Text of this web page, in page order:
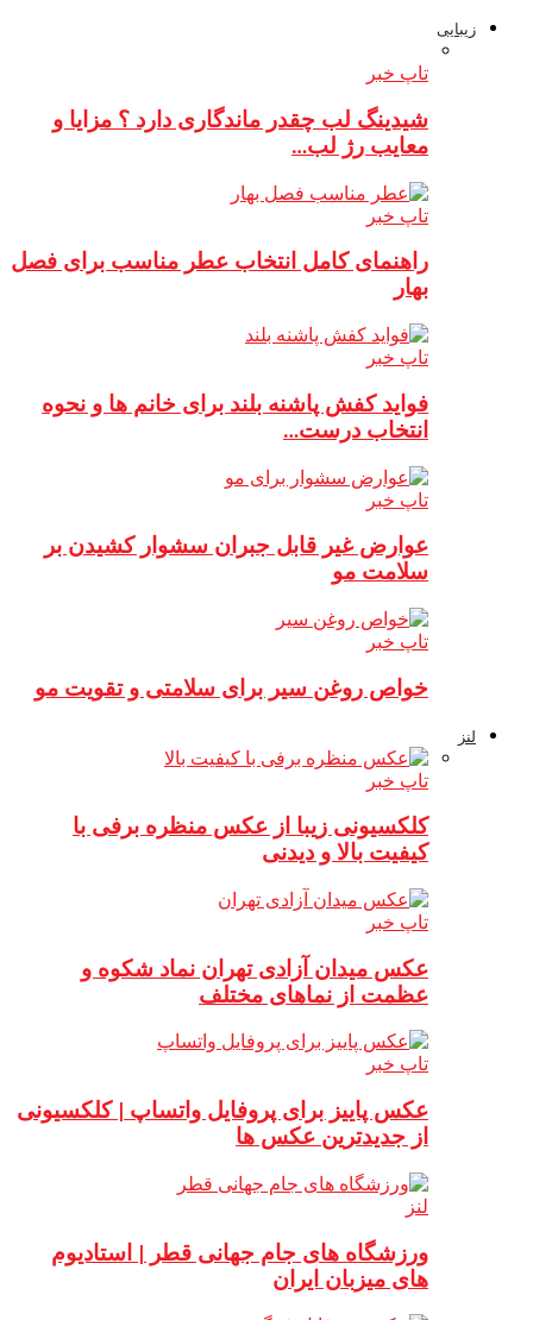
زیبایی
تاپ خبر
شیدینگ لب چقدر ماندگاری دارد ؟ مزایا و
معایب رژ لب…
تاپ خبر
راهنمای کامل انتخاب عطر مناسب برای فصل
بهار
تاپ خبر
فواید کفش پاشنه بلند برای خانم ها و نحوه
انتخاب درست…
تاپ خبر
عوارض غیر قابل جبران سشوار کشیدن بر
سلامت مو
تاپ خبر
خواص روغن سیر برای سلامتی و تقویت مو
لنز
تاپ خبر
کلکسیونی زیبا از عکس منظره برفی با
کیفیت بالا و دیدنی
تاپ خبر
عکس میدان آزادی تهران نماد شکوه و
عظمت از نماهای مختلف
تاپ خبر
عکس پاییز برای پروفایل واتساپ | کلکسیونی
از جدیدترین عکس ها
لنز
ورزشگاه های جام جهانی قطر | استادیوم
های میزبان ایران